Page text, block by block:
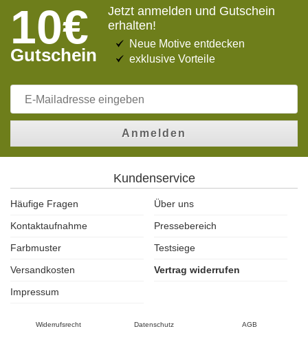
10€
Gutschein
Jetzt anmelden und Gutschein
erhalten!
Neue Motive entdecken
exklusive Vorteile
Anmelden
Kundenservice
Häufige Fragen
Über uns
Kontaktaufnahme
Pressebereich
Farbmuster
Testsiege
Versandkosten
Vertrag widerrufen
Impressum
Widerrufsrecht Datenschutz AGB